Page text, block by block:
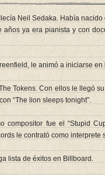
Neil Sedaka. Había
ya era pianista y con
le animó a iniciarse
Tokens. Con ellos le llegó
“The lion sleeps tonight”.
compositor fue el “Stupid
le contrató como interprete
lista de éxitos en Billboard.